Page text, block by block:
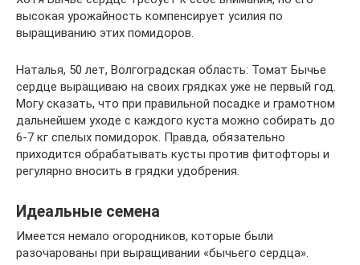
высокая урожайность компенсирует усилия по
выращиванию этих помидоров.
Наталья, 50 лет, Волгоградская область: Томат Бычье
сердце выращиваю на своих грядках уже не первый год.
Могу сказать, что при правильной посадке и грамотном
дальнейшем уходе с каждого куста можно собирать до
6-7 кг спелых помидорок. Правда, обязательно
приходится обрабатывать кусты против фитофторы и
регулярно вносить в грядки удобрения.
Идеальные семена
Имеется немало огородников, которые были
разочарованы при выращивании «бычьего сердца».